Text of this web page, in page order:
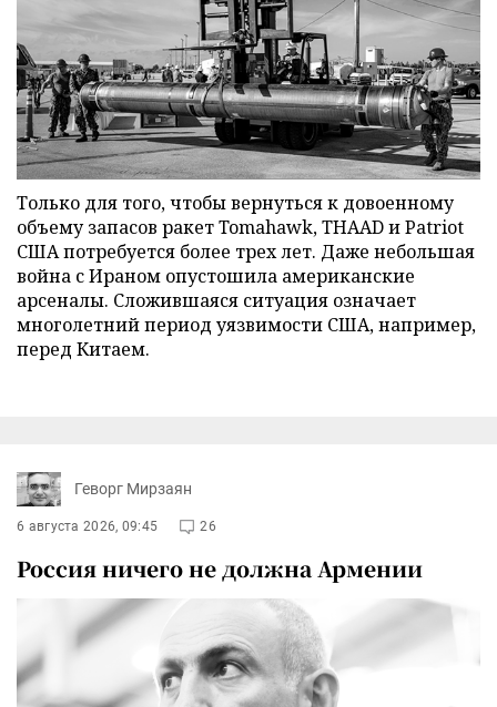
Только для того, чтобы вернуться к довоенному
объему запасов ракет Tomahawk, THAAD и Patriot
США потребуется более трех лет. Даже небольшая
война с Ираном опустошила американские
арсеналы. Сложившаяся ситуация означает
многолетний период уязвимости США, например,
перед Китаем.
Геворг Мирзаян
6 августа 2026, 09:45 26
Россия ничего не должна Армении